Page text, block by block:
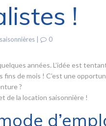
!
0
années. L’idée est
de mois ! C’est une
?
de la location saisonnière !